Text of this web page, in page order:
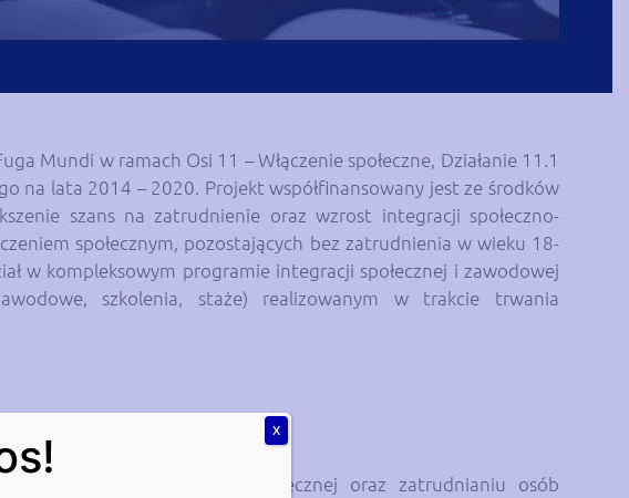
Mundi w ramach Osi 11 – Włączenie społeczne, Działanie 11.1
na lata 2014 – 2020. Projekt współfinansowany jest ze środków
szans na zatrudnienie oraz wzrost integracji społeczno-
społecznym, pozostających bez zatrudnienia w wieku 18-
w kompleksowym programie integracji społecznej i zawodowej
szkolenia, staże) realizowanym w trakcie trwania
społecznym,
zawodowej i społecznej oraz zatrudnianiu osób
X